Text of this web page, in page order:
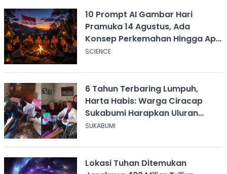
10 Prompt AI Gambar Hari
Pramuka 14 Agustus, Ada
Konsep Perkemahan Hingga Api
Unggun
SCIENCE
6 Tahun Terbaring Lumpuh,
Harta Habis: Warga Ciracap
Sukabumi Harapkan Uluran
Tangan KDM
SUKABUMI
Lokasi Tuhan Ditemukan